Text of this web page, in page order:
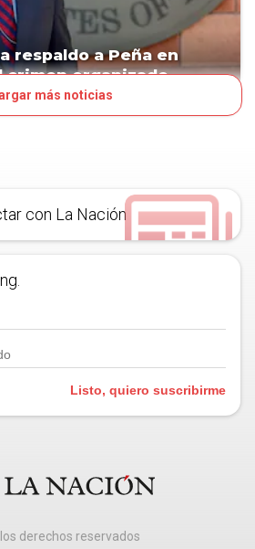
respaldo a Peña en
crimen organizado
más noticias
con La Nación
Listo, quiero suscribirme
derechos reservados